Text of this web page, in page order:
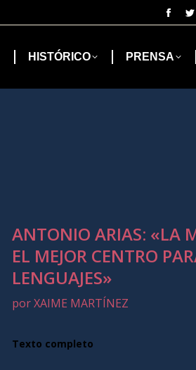
opens
new
HISTÓRICO PRENSA
ANTONIO ARIAS: «LA
EL MEJOR CENTRO
LENGUAJES»
por XAIME MARTÍNEZ
Texto completo